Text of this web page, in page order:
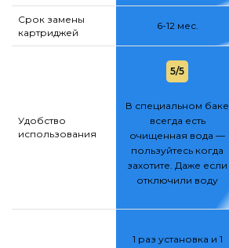
Срок замены
картриджей
6-12 мес.
Удобство
использования
5/5
В специальном баке
всегда есть
очищенная вода —
пользуйтесь когда
захотите. Даже если
отключили воду
1 раз установка и 1